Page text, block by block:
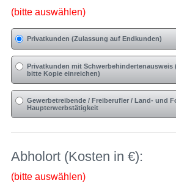
(bitte auswählen)
Privatkunden (Zulassung auf Endkunden)
Privatkunden mit Schwerbehindertenausweis
bitte Kopie einreichen)
Gewerbetreibende / Freiberufler / Land- und
Haupterwerbstätigkeit
Abholort (Kosten in €):
(bitte auswählen)